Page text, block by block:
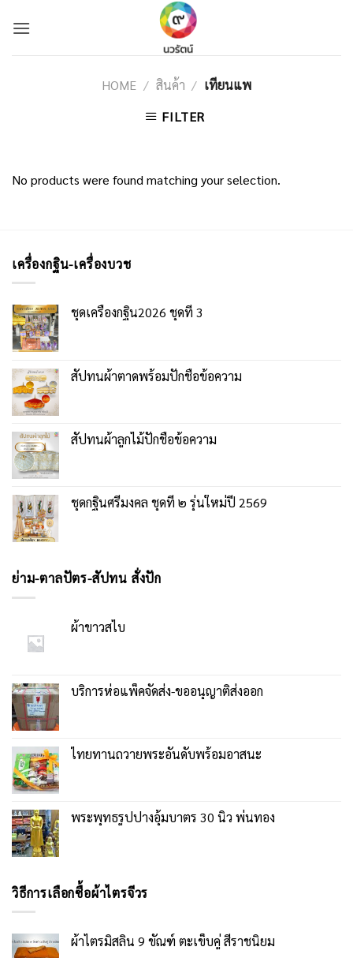
HOME / สินค้า / เทียนแพ
FILTER
No products were found matching your selection.
เครื่องกฐิน-เครื่องบวช
ชุดเครื่องกฐิน2026 ชุดที่ 3
สัปทนผ้าตาดพร้อมปักชื่อข้อความ
สัปทนผ้าลูกไม้ปักชื่อข้อความ
ชุดกฐินศรีมงคล ชุดที่ ๒ รุ่นใหม่ปี 2569
ย่าม-ตาลปัตร-สัปทน สั่งปัก
ผ้าขาวสไบ
บริการห่อแพ็คจัดส่ง-ขออนุญาติส่งออก
ไทยทานถวายพระอันดับพร้อมอาสนะ
พระพุทธรูปปางอุ้มบาตร 30 นิ้ว พ่นทอง
วิธีการเลือกซื้อผ้าไตรจีวร
ผ้าไตรมิสลิน 9 ขัณฑ์ ตะเข็บคู่ สีราชนิยม